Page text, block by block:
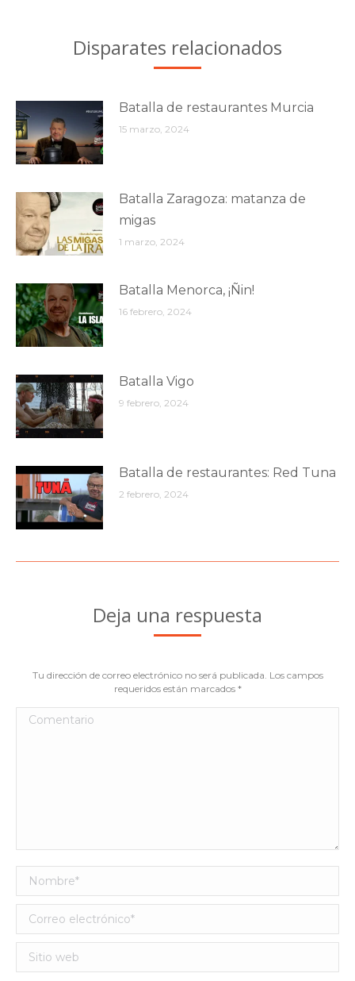
Disparates relacionados
Batalla de restaurantes Murcia
15 marzo, 2024
Batalla Zaragoza: matanza de
migas
1 marzo, 2024
Batalla Menorca, ¡Ñin!
16 febrero, 2024
Batalla Vigo
9 febrero, 2024
Batalla de restaurantes: Red Tuna
2 febrero, 2024
Deja una respuesta
Tu dirección de correo electrónico no será publicada. Los campos
requeridos están marcados *
Comentario
Nombre *
Correo electrónico *
Sitio web